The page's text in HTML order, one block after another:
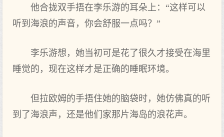
他合拢双手‌捂在李乐游的耳朵上：“这样可‌以
听到海浪的声音，你会舒服一点‌吗？”
李乐游想，她当初可‌是花了很久才接受在海里
睡觉的，现在这样才是正确的睡眠环境。
但拉欧姆的手‌捂住她的脑袋时，她仿佛真的听
到了海浪声，还是他们‌家那片海岛的浪花声。